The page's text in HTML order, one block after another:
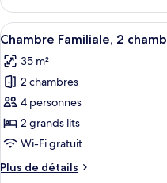
Double
ou
avec
lits
jumeaux
le
type
de
Chambre
Supérieure
Double
ou
avec
lits
jumeaux
Afficher
toutes
les
photos
pour
ce
type
chambre :
8
Chambre Familiale, 2
35 m²
2 chambres
4 personnes
2 grands lits
Wi-Fi gratuit
Plus de détails
Plus